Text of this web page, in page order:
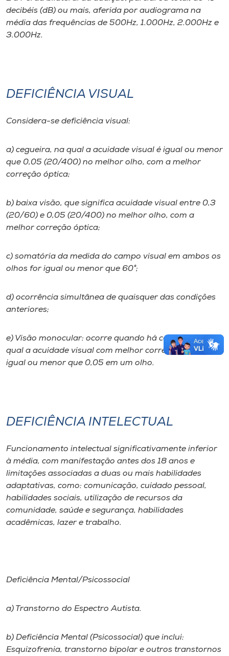
decibéis (dB) ou mais, aferida por audiograma na
média das frequências de 500Hz, 1.000Hz, 2.000Hz e
3.000Hz.
DEFICIÊNCIA VISUAL
Considera-se deficiência visual:
a) cegueira, na qual a acuidade visual é igual ou menor
que 0,05 (20/400) no melhor olho, com a melhor
correção óptica;
b) baixa visão, que significa acuidade visual entre 0,3
(20/60) e 0,05 (20/400) no melhor olho, com a
melhor correção óptica;
c) somatória da medida do campo visual em ambos os
olhos for igual ou menor que 60°;
d) ocorrência simultânea de quaisquer das condições
anteriores;
e) Visão monocular: ocorre quando há cegueira, na
qual a acuidade visual com melhor correção óptica é
igual ou menor que 0,05 em um olho.
DEFICIÊNCIA INTELECTUAL
Funcionamento intelectual significativamente inferior
à média, com manifestação antes dos 18 anos e
limitações associadas a duas ou mais habilidades
adaptativas, como: comunicação, cuidado pessoal,
habilidades sociais, utilização de recursos da
comunidade, saúde e segurança, habilidades
acadêmicas, lazer e trabalho.
Deficiência Mental/Psicossocial
a) Transtorno do Espectro Autista.
b) Deficiência Mental (Psicossocial) que inclui:
Esquizofrenia, transtorno bipolar e outros transtornos